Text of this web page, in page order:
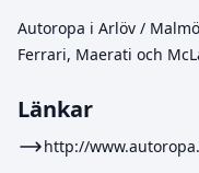
Autoropa i Arlöv /
Ferrari, Maerati och
Länkar
http://